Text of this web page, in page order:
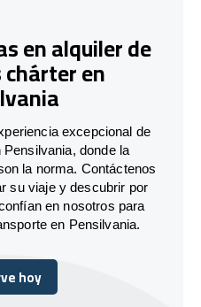
en alquiler de
en
excepcional de
donde la
la norma. Contáctenos
su viaje y descubrir por
en nosotros para
en Pensilvania.
hoy
hoy